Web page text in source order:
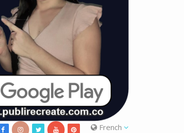
French